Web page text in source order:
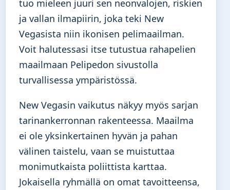
tuo mieleen juuri sen neonvalojen, riskien
ja vallan ilmapiirin, joka teki New
Vegasista niin ikonisen pelimaailman.
Voit halutessasi itse tutustua rahapelien
maailmaan Pelipedon sivustolla
turvallisessa ympäristössä.
New Vegasin vaikutus näkyy myös sarjan
tarinankerronnan rakenteessa. Maailma
ei ole yksinkertainen hyvän ja pahan
välinen taistelu, vaan se muistuttaa
monimutkaista poliittista karttaa.
Jokaisella ryhmällä on omat tavoitteensa,